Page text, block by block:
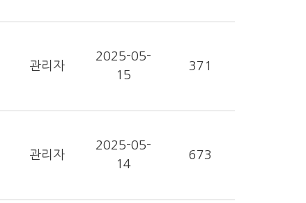
관리자
2025-05-
15
371
관리자
2025-05-
14
673